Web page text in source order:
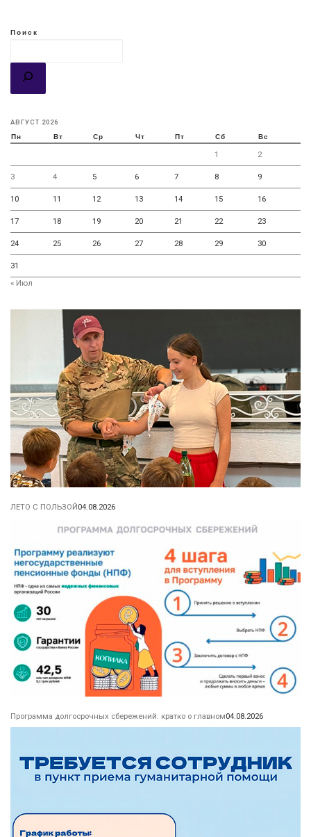
Поиск
АВГУСТ 2026
Пн
Вт Ср Чт Пт Сб Вс
1 2
3 4 5 6 7 8 9
10 11 12 13 14 15 16
17 18 19 20 21 22 23
24 25 26 27 28 29 30
31
« Июл
ЛЕТО С ПОЛЬЗОЙ04.08.2026
Программа долгосрочных сбережений: кратко о главном04.08.2026